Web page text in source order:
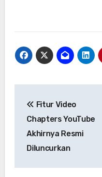
pos
Fitur Video
Chapters YouTube
Akhirnya Resmi
Diluncurkan